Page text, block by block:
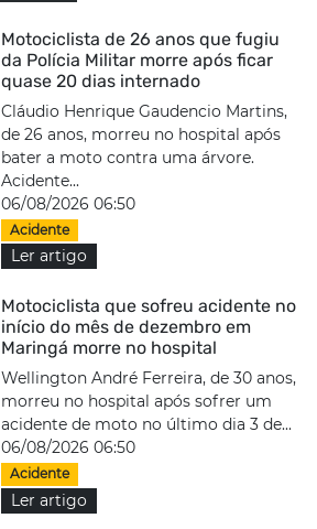
Motociclista de 26 anos que fugiu
da Polícia Militar morre após ficar
quase 20 dias internado
Cláudio Henrique Gaudencio Martins,
de 26 anos, morreu no hospital após
bater a moto contra uma árvore.
Acidente...
06/08/2026 06:50
Acidente
Ler artigo
Motociclista que sofreu acidente no
início do mês de dezembro em
Maringá morre no hospital
Wellington André Ferreira, de 30 anos,
morreu no hospital após sofrer um
acidente de moto no último dia 3 de...
06/08/2026 06:50
Acidente
Ler artigo